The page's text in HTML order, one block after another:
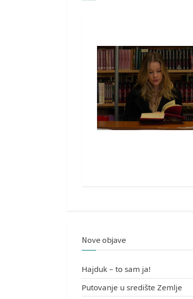
Nove objave
Hajduk – to sam ja!
Putovanje u središte Zemlje